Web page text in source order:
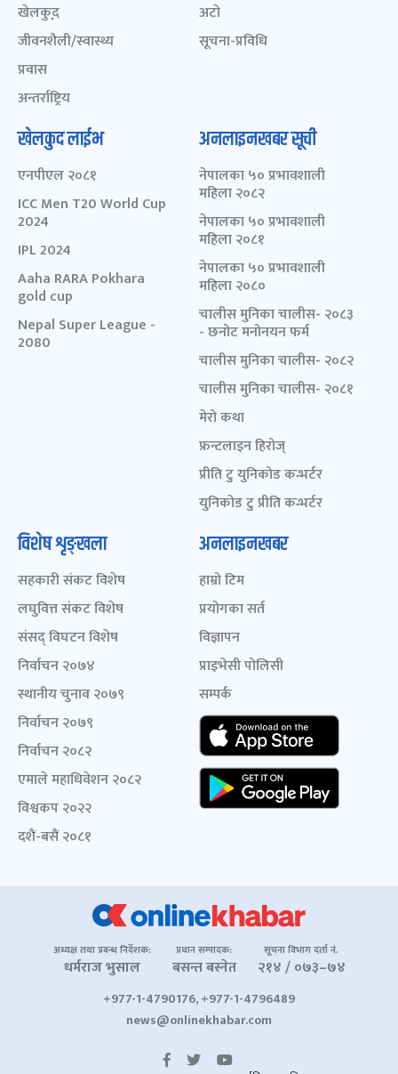
खेलकुद़़
जीवनशैली/स्वास्थ्य
प्रवास
अन्तर्राष्ट्रिय
अटो
सूचना-प्रविधि
खेलकुद लाईभ
एनपीएल २०८१
ICC Men T20 World Cup
2024
IPL 2024
Aaha RARA Pokhara
gold cup
Nepal Super League -
2080
अनलाइनखबर सूची
नेपालका ५० प्रभावशाली
महिला २०८२
नेपालका ५० प्रभावशाली
महिला २०८१
नेपालका ५० प्रभावशाली
महिला २०८०
चालीस मुनिका चालीस- २०८३
- छनोट मनोनयन फर्म
चालीस मुनिका चालीस- २०८२
चालीस मुनिका चालीस- २०८१
मेरो कथा
फ्रन्टलाइन हिरोज्
प्रीति टु युनिकोड कन्भर्टर
युनिकोड टु प्रीति कन्भर्टर
विशेष शृङ्खला
सहकारी संकट विशेष
लघुवित्त संकट विशेष
संसद् विघटन विशेष
निर्वाचन २०७४
स्थानीय चुनाव २०७९
निर्वाचन २०७९
निर्वाचन २०८२
एमाले महाधिवेशन २०८२
विश्वकप २०२२
दशैं-बसैं २०८१
अनलाइनखबर
हाम्रो टिम
प्रयोगका सर्त
विज्ञापन
प्राइभेसी पोलिसी
सम्पर्क
अध्यक्ष तथा प्रबन्ध निर्देशक:
धर्मराज भुसाल
प्रधान सम्पादक:
बसन्त बस्नेत
सूचना विभाग दर्ता नं.
२१४ / ०७३–७४
+977-1-4790176, +977-1-4796489
news@onlinekhabar.com